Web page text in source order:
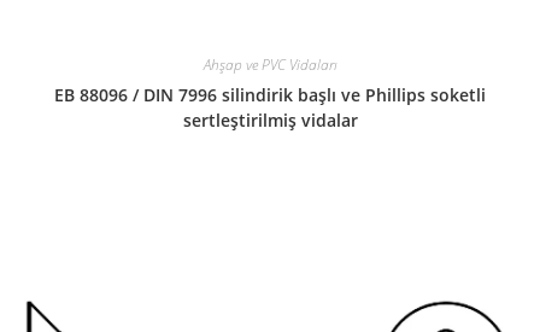
Ahşap ve PVC Vidaları
EB 88096 / DIN 7996 silindirik başlı ve Phillips soketli
sertleştirilmiş vidalar